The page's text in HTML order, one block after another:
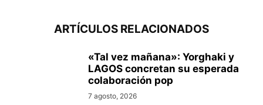
ARTÍCULOS RELACIONADOS
«Tal vez mañana»: Yorghaki y
LAGOS concretan su esperada
colaboración pop
7 agosto, 2026